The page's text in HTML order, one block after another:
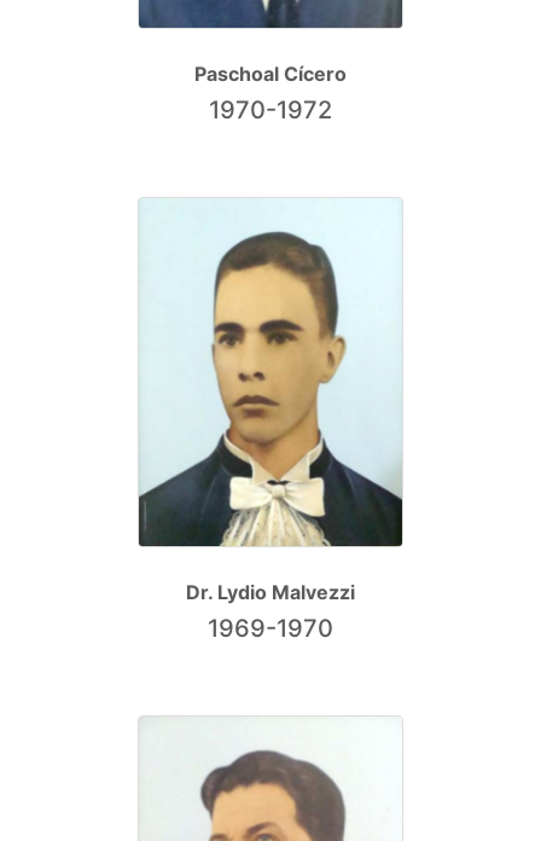
Paschoal Cícero
1970-1972
Dr. Lydio Malvezzi
1969-1970